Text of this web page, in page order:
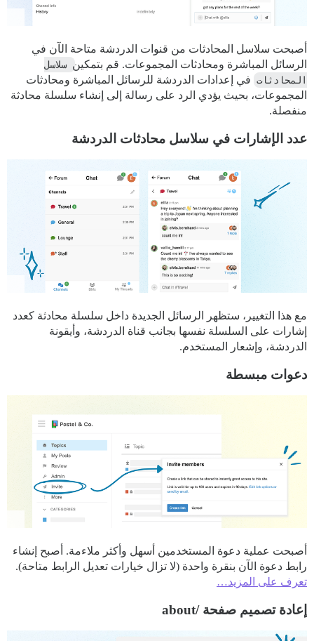
أصبحت سلاسل المحادثات من قنوات الدردشة متاحة الآن في
الرسائل المباشرة ومحادثات المجموعات. قم بتمكين
المحادثات في إعدادات الدردشة للرسائل المباشرة ومحادثات
المجموعات، بحيث يؤدي الرد على رسالة إلى إنشاء سلسلة محادثة
منفصلة.
عدد الإشارات في سلاسل محادثات الدردشة
مع هذا التغيير، ستظهر الرسائل الجديدة داخل سلسلة محادثة كعدد
إشارات على السلسلة نفسها بجانب قناة الدردشة، وأيقونة
الدردشة، وإشعار المستخدم.
دعوات مبسطة
أصبحت عملية دعوة المستخدمين أسهل وأكثر ملاءمة. أصبح إنشاء
رابط دعوة الآن بنقرة واحدة (لا تزال خيارات تعديل الرابط متاحة).
تعرف على المزيد…
إعادة تصميم صفحة /about